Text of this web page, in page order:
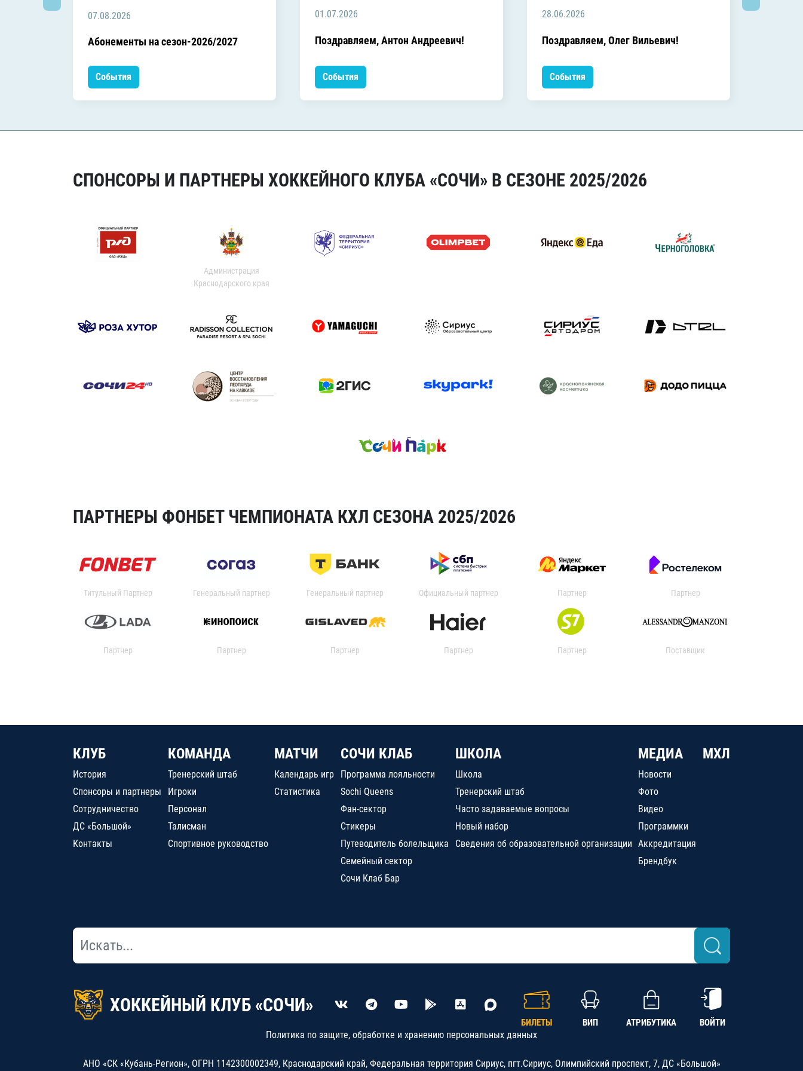
07.08.2026
Абонементы на сезон-2026/2027
События
01.07.2026
Поздравляем, Антон Андреевич!
События
28.06.2026
Поздравляем, Олег Вильевич!
События
СПОНСОРЫ И ПАРТНЕРЫ ХОККЕЙНОГО КЛУБА «СОЧИ» В СЕЗОНЕ 2025/2026
Администрация
Краснодарского края
ПАРТНЕРЫ ФОНБЕТ ЧЕМПИОНАТА КХЛ СЕЗОНА 2025/2026
Титульный Партнер Генеральный партнер Генеральный партнер Официальный партнер Партнер Партнер
Партнер Партнер Партнер Партнер Партнер Поставщик
КЛУБ
История
Спонсоры и партнеры
Сотрудничество
ДС «Большой»
Контакты
КОМАНДА
Тренерский штаб
Игроки
Персонал
Талисман
Спортивное руководство
МАТЧИ
Календарь игр
Статистика
СОЧИ КЛАБ
Программа лояльности
Sochi Queens
Фан-сектор
Стикеры
Путеводитель болельщика
Семейный сектор
Сочи Клаб Бар
ШКОЛА
Школа
Тренерский штаб
Часто задаваемые вопросы
Новый набор
Сведения об образовательной организации
МЕДИА
Новости
Фото
Видео
Программки
Аккредитация
Брендбук
МХЛ
ХОККЕЙНЫЙ КЛУБ «СОЧИ»
БИЛЕТЫ ВИП АТРИБУТИКА ВОЙТИ
Политика по защите, обработке и хранению персональных данных
АНО «СК «Кубань-Регион», ОГРН 1142300002349, Краснодарский край, Федеральная территория Сириус, пгт.Сириус, Олимпийский проспект, 7, ДС «Большой»